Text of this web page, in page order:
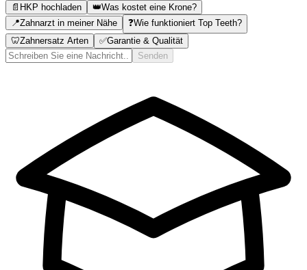
📄 HKP hochladen 👑Was kostet eine Krone?
📍Zahnarzt in meiner Nähe ❓Wie funktioniert Top Teeth?
🦷Zahnersatz Arten ✅Garantie & Qualität
Senden